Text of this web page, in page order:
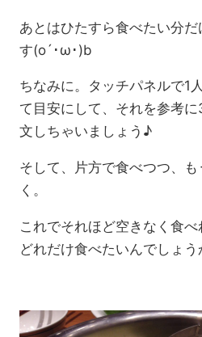
あとはひたすら食べたい分
す(o´･ω･)b
ちなみに。タッチパネルで1
て目安にして、それを参考
文しちゃいましょう♪
そして、片方で食べつつ、
く。
これでそれほど空きなく食
どれだけ食べたいんでしょ